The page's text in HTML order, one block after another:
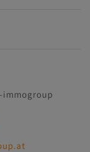
immogroup